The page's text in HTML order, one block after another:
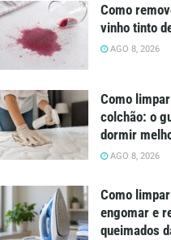
Como
vinho tinto
AGO 8, 2026
Como
colchão: o
dormir
AGO 8, 2026
Como
engomar e
queimados